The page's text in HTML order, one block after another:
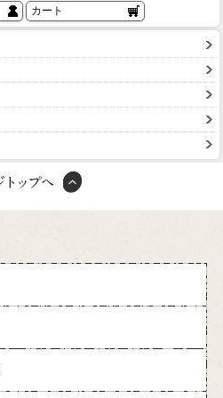
カート